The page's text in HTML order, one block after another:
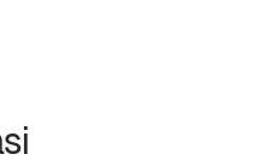
voit
ja